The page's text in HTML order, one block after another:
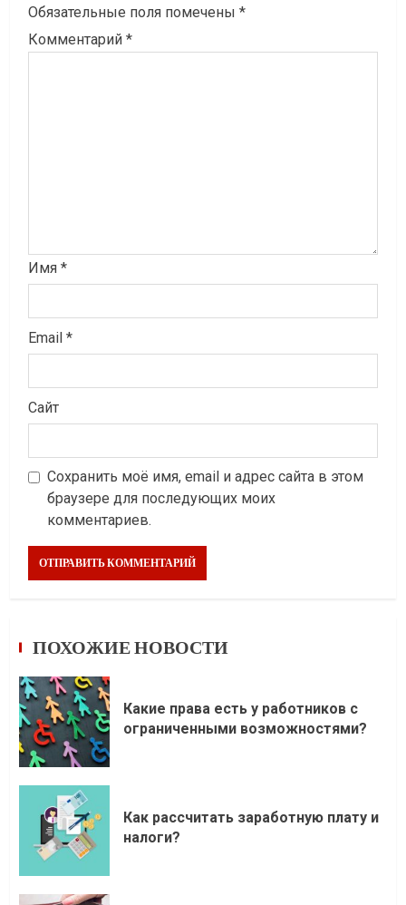
Обязательные поля помечены *
Комментарий *
Имя *
Email *
Сайт
Сохранить моё имя, email и адрес сайта в этом
браузере для последующих моих
комментариев.
ПОХОЖИЕ НОВОСТИ
Какие права есть у работников с
ограниченными возможностями?
Как рассчитать заработную плату и
налоги?